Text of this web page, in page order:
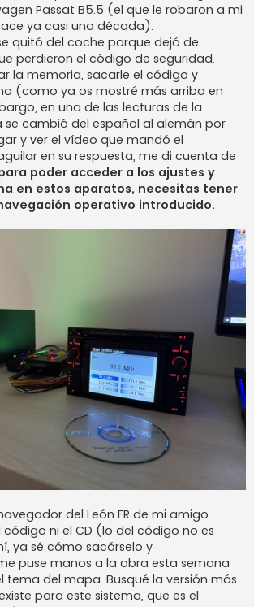
Passat B5.5 (el que le robaron a mi
ya casi una década).
quitó del coche porque dejó de
perdieron el código de seguridad.
la memoria, sacarle el código y
(como ya os mostré más arriba en
en una de las lecturas de la
se cambió del español al alemán por
y ver el vídeo que mandó el
en su respuesta, me di cuenta de
poder acceder a los ajustes y
en estos aparatos, necesitas tener
operativo introducido.
del León FR de mi amigo
ni el CD (lo del código no es
ya sé cómo sacárselo y
puse manos a la obra esta semana
tema del mapa. Busqué la versión más
para este sistema, que es el